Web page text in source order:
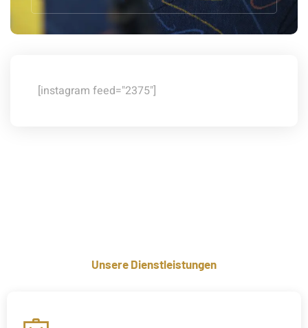
[instagram feed="2375"]
Unsere Dienstleistungen